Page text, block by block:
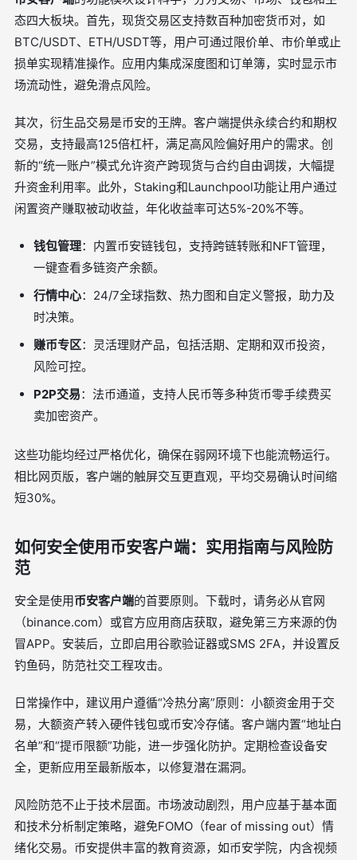
态四大板块。首先，现货交易区支持数百种加密货币对，如
BTC/USDT、ETH/USDT等，用户可通过限价单、市价单或止
损单实现精准操作。应用内集成深度图和订单簿，实时显示市
场流动性，避免滑点风险。
其次，衍生品交易是币安的王牌。客户端提供永续合约和期权
交易，支持最高125倍杠杆，满足高风险偏好用户的需求。创
新的“统一账户”模式允许资产跨现货与合约自由调拨，大幅提
升资金利用率。此外，Staking和Launchpool功能让用户通过
闲置资产赚取被动收益，年化收益率可达5%-20%不等。
钱包管理：内置币安链钱包，支持跨链转账和NFT管理，
一键查看多链资产余额。
行情中心：24/7全球指数、热力图和自定义警报，助力及
时决策。
赚币专区：灵活理财产品，包括活期、定期和双币投资，
风险可控。
P2P交易：法币通道，支持人民币等多种货币零手续费买
卖加密资产。
这些功能均经过严格优化，确保在弱网环境下也能流畅运行。
相比网页版，客户端的触屏交互更直观，平均交易确认时间缩
短30%。
如何安全使用币安客户端：实用指南与风险防
范
安全是使用币安客户端的首要原则。下载时，请务必从官网
（binance.com）或官方应用商店获取，避免第三方来源的伪
冒APP。安装后，立即启用谷歌验证器或SMS 2FA，并设置反
钓鱼码，防范社交工程攻击。
日常操作中，建议用户遵循“冷热分离”原则：小额资金用于交
易，大额资产转入硬件钱包或币安冷存储。客户端内置“地址白
名单”和“提币限额”功能，进一步强化防护。定期检查设备安
全，更新应用至最新版本，以修复潜在漏洞。
风险防范不止于技术层面。市场波动剧烈，用户应基于基本面
和技术分析制定策略，避免FOMO（fear of missing out）情
绪化交易。币安提供丰富的教育资源，如币安学院，内含视频